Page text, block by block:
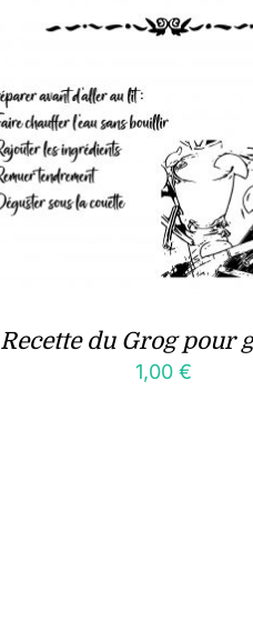
Recette du Grog pour
1,00€